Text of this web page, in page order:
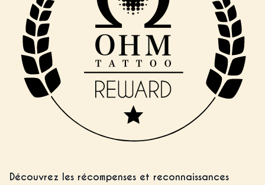
Découvrez les récompenses et reconnaissances